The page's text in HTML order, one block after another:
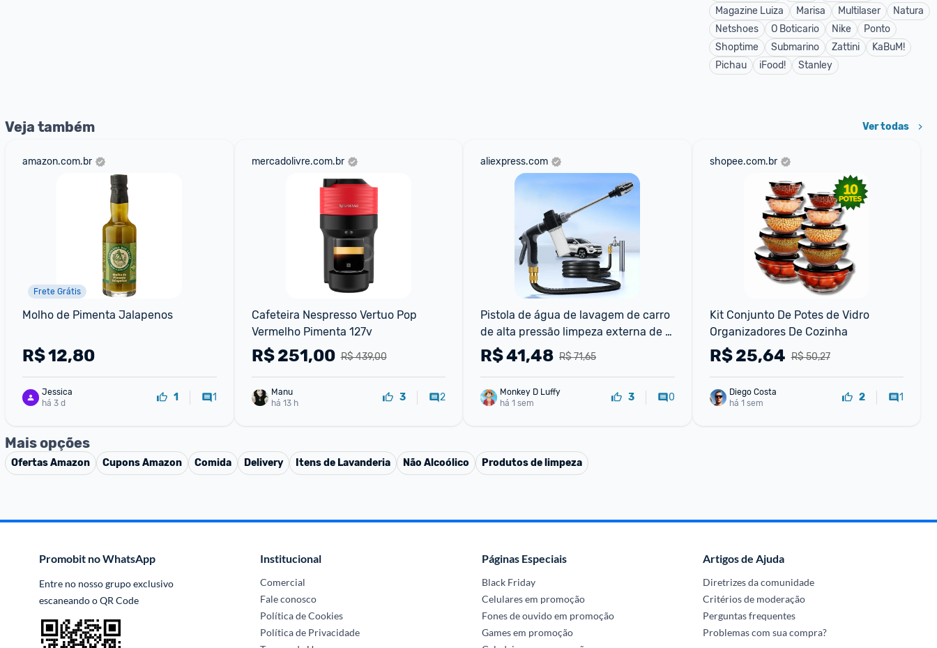
Magazine Luiza
Marisa Multilaser
Natura
Netshoes
O Boticario Nike
Ponto
Shoptime
Submarino Zattini
KaBuM!
Pichau
iFood! Stanley
Veja também Ver todas
amazon.com.br
Frete Grátis
Molho de Pimenta Jalapenos
R$12,80
Jessica
há 3 d
1 1
mercadolivre.com.br
Cafeteira Nespresso Vertuo Pop
Vermelho Pimenta 127v
R$ 439,00
R$251,00
Manu
há 13 h
3 2
aliexpress.com
Pistola de água de lavagem de carro
de alta pressão limpeza externa de
rv limpeza de chaleira de espuma
bico de man
R$ 71,65
R$41,48
Monkey D Luffy
há 1 sem
3 0
shopee.com.br
Kit Conjunto De Potes de Vidro
Organizadores De Cozinha
R$ 50,27
R$25,64
Diego Costa
há 1 sem
2 1
Mais opções
OfertasAmazon CuponsAmazon Comida Delivery Itens de Lavanderia Não Alcoólico Produtos de limpeza
Promobit no WhatsApp
Entre no nosso grupo exclusivo
escaneando o QR Code
Institucional
Comercial
Fale conosco
Política de Cookies
Política de Privacidade
Páginas Especiais
Black Friday
Celulares em promoção
Fones de ouvido em promoção
Games em promoção
Artigos de Ajuda
Diretrizes da comunidade
Critérios de moderação
Perguntas frequentes
Problemas com sua compra?